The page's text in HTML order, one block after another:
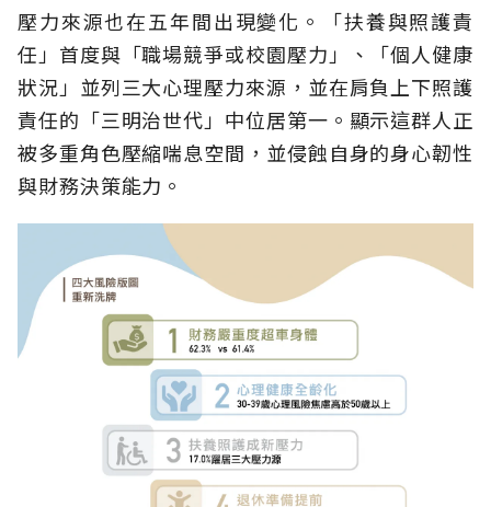
壓力來源也在五年間出現變化。「扶養與照護責
任」首度與「職場競爭或校園壓力」、「個人健康
狀況」並列三大心理壓力來源，並在肩負上下照護
責任的「三明治世代」中位居第一。顯示這群人正
被多重角色壓縮喘息空間，並侵蝕自身的身心韌性
與財務決策能力。